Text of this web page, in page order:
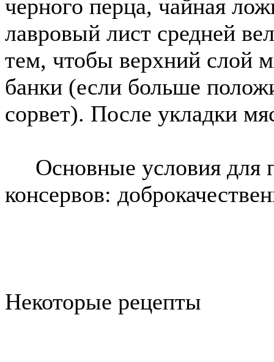
черного перца, чайная
лавровый лист средней
тем, чтобы верхний слой
банки (если больше
сорвет). После укладки
Основные условия для
консервов:
Некоторые рецепты